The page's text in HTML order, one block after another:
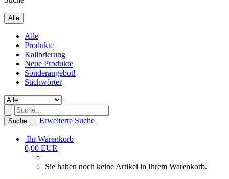
Alle
Alle
Produkte
Kalibrierung
Neue Produkte
Sonderangebot!
Stichwörter
Suche... Erweiterte Suche
Ihr Warenkorb
0,00 EUR
Sie haben noch keine Artikel in Ihrem Warenkorb.